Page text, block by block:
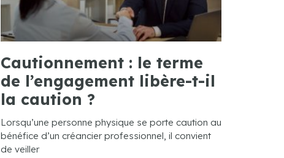
Cautionnement : le terme
de l’engagement libère-t-il
la caution ?
Lorsqu’une personne physique se porte caution au
bénéfice d’un créancier professionnel, il convient
de veiller